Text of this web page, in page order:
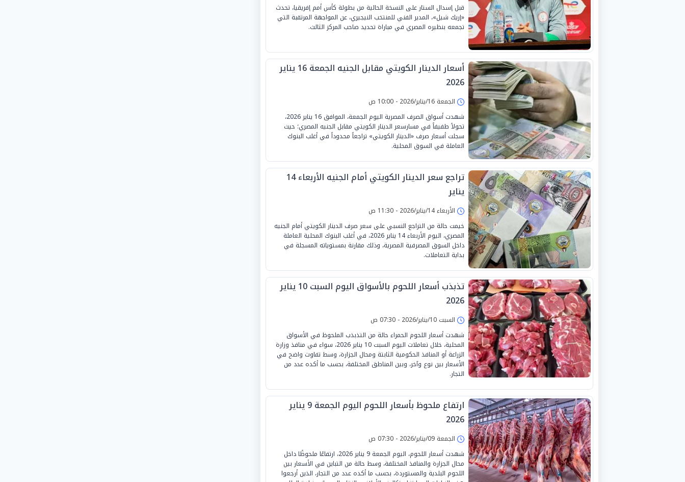
قبل إسدال الستار على النسخة الحالية من بطولة كأس أمم إفريقيا، تحدث
«إريك شيل»، المدير الفني للمنتخب النيجيري، عن المواجهة المرتقبة التي
تجمعه بنظيره المصري في مباراة تحديد صاحب المركز الثالث.
أسعار الدينار الكويتي مقابل الجنيه الجمعة 16 يناير
2026
الجمعة 16/يناير/2026 - 10:00 ص
شهدت أسواق الصرف المصرية اليوم الجمعة، الموافق 16 يناير 2026،
تحولاً طفيفاً في مسارسعر الدينار الكويتي مقابل الجنيه المصري؛ حيث
سجلت أسعار صرف «الدينار الكويتي» تراجعاً محدوداً في أغلب البنوك
العاملة في السوق المحلية.
تراجع سعر الدينار الكويتي أمام الجنيه الأربعاء 14
يناير
الأربعاء 14/يناير/2026 - 11:30 ص
خيمت حالة من التراجع النسبي على سعر صرف الدينار الكويتي أمام الجنيه
المصري، اليوم الأربعاء 14 يناير 2026، في أغلب البنوك المحلية العاملة
داخل السوق المصرفية المصرية، وذلك مقارنة بمستوياته المسجلة في
بداية التعاملات.
تذبذب أسعار اللحوم بالأسواق اليوم السبت 10 يناير
2026
السبت 10/يناير/2026 - 07:30 ص
شهدت أسعار اللحوم الحمراء حالة من التذبذب الملحوظ في الأسواق
المحلية، خلال تعاملات اليوم السبت 10 يناير 2026، سواء في منافذ وزارة
الزراعة أو المنافذ الحكومية الثابتة ومحال الجزارة، وسط تفاوت واضح في
الأسعار بين نوع وآخر، وبين المناطق المختلفة، بحسب ما أكده عدد من
التجار.
ارتفاع ملحوظ بأسعار اللحوم اليوم الجمعة 9 يناير
2026
الجمعة 09/يناير/2026 - 07:30 ص
شهدت أسعار اللحوم، اليوم الجمعة 9 يناير 2026، ارتفاعًا ملحوظًا داخل
محال الجزارة والمنافذ المختلفة، وسط حالة من التباين في الأسعار بين
اللحوم البلدية والمستوردة، بحسب ما أكده عدد من التجار، الذين أرجعوا